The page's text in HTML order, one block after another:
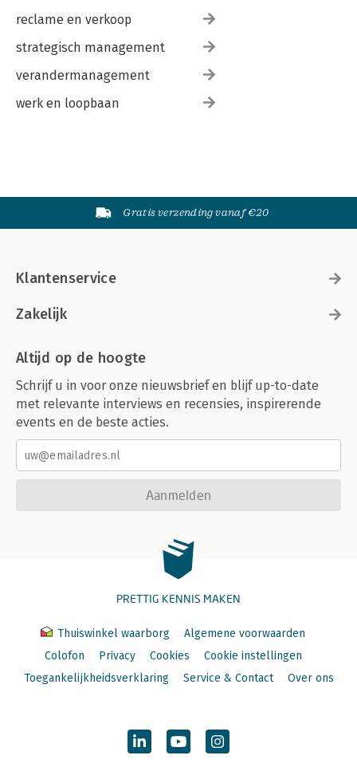
reclame en verkoop
strategisch management
verandermanagement
werk en loopbaan
Gratis verzending vanaf €20
Klantenservice
Zakelijk
Altijd op de hoogte
Schrijf u in voor onze nieuwsbrief en blijf up-to-date
met relevante interviews en recensies, inspirerende
events en de beste acties.
Aanmelden
PRETTIG KENNIS MAKEN
Thuiswinkel waarborg
Algemene voorwaarden
Colofon
Privacy Cookies
Cookie instellingen
Toegankelijkheidsverklaring
Service & Contact Over ons